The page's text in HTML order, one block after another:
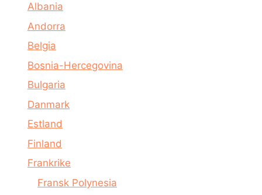
Albania
Andorra
Belgia
Bosnia-Hercegovina
Bulgaria
Danmark
Estland
Finland
Frankrike
Fransk Polynesia